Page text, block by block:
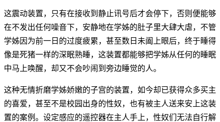
这震动装置，只有在接收到静止讯号后才会停下，否则便能够
在不发出任何噪音下，安静地在学姊的肚子里大肆大虐，不管
学姊因为前一日的过度疲累，甚至数日未阖上眼后，终于睡得
像是死猪一样的深眠熟睡，这装置都能够把学姊从任何的睡眠
中马上唤醒，却又不会吵闹到旁边睡觉的人。
这种无情折磨学姊娇嫩的子宫的装置，如今却已获得众多买主
的喜爱，甚至不是校园出身的性奴，也有被主人送来安上这装
置的案例。设定感应的遥控器在主人手上，性奴们无法自行解